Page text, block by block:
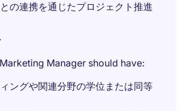
の連携を通じたプロジェクト推進
Manager should have:
ングや関連分野の学位または同等